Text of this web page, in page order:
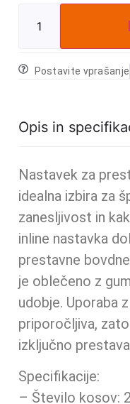
Postavite vprašanje
Opis in
Nastavek za
idealna izbira za
zanesljivost in
inline nastavka
prestavne
je oblečeno z
udobje. Uporaba
priporočljiva,
izključno
Specifikacije:
– Število kosov: 2